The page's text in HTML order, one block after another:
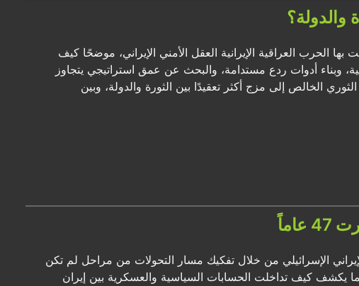
الحرب العراقية الإيرانية العقل الأمني الإيراني، موضحًا كيف
وبناء أدوات ردع مستدامة، والبحث عن عمق استراتيجي يتجاوز
الخالص إلى مزج أكثر تعقيدًا بين الثورة والدولة، وبين
الإسرائيلي من خلال تفكيك مسار التحولات من مراحل لم تكن
يكشف كيف تداخلت الحسابات السياسية والعسكرية بين إيران